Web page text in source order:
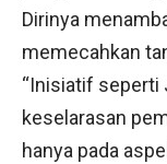
Dirinya
memecahkan
“Inisiatif seperti
keselarasan
hanya pada